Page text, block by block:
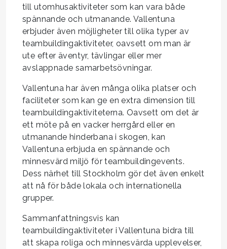
till utomhusaktiviteter som kan vara både
spännande och utmanande. Vallentuna
erbjuder även möjligheter till olika typer av
teambuildingaktiviteter, oavsett om man är
ute efter äventyr, tävlingar eller mer
avslappnade samarbetsövningar.
Vallentuna har även många olika platser och
faciliteter som kan ge en extra dimension till
teambuildingaktiviteterna. Oavsett om det är
ett möte på en vacker herrgård eller en
utmanande hinderbana i skogen, kan
Vallentuna erbjuda en spännande och
minnesvärd miljö för teambuildingevents.
Dess närhet till Stockholm gör det även enkelt
att nå för både lokala och internationella
grupper.
Sammanfattningsvis kan
teambuildingaktiviteter i Vallentuna bidra till
att skapa roliga och minnesvärda upplevelser,